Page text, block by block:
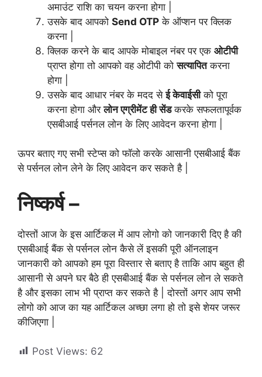
अमाउंट राशि का चयन करना होगा |
उसके बाद आपको Send OTP के ऑप्शन पर क्लिक
करना |
क्लिक करने के बाद आपके मोबाइल नंबर पर एक ओटीपी
प्राप्त होगा तो आपको वह ओटीपी कोसत्यापितकरना
होगा |
उसके बाद आधार नंबर के मदद सेई केवाईसीको पूरा
करना होगा औरलोन एग्रीमेंट ही सेंडकरके सफलतापूर्वक
एसबीआई पर्सनल लोन के लिए आवेदन करना होगा |
ऊपर बताए गए सभी स्टेप्स को फॉलो करके आसानी एसबीआई बैंक
से पर्सनल लोन लेने के लिए आवेदन कर सकते है |
निष्कर्ष –
दोस्तों आज के इस आर्टिकल में आप लोगो को जानकारी दिए है की
एसबीआई बैंक से पर्सनल लोन कैसे लें इसकी पूरी ऑनलाइन
जानकारी को आपको हम पूरा विस्तार से बताए है ताकि आप बहुत ही
आसानी से अपने घर बैठे ही एसबीआई बैंक से पर्सनल लोन ले सकते
है और इसका लाभ भी प्राप्त कर सकते है | दोस्तों अगर आप सभी
लोगो को आज का यह आर्टिकल अच्छा लगा हो तो इसे शेयर जरूर
कीजिएगा |
Post Views: 62